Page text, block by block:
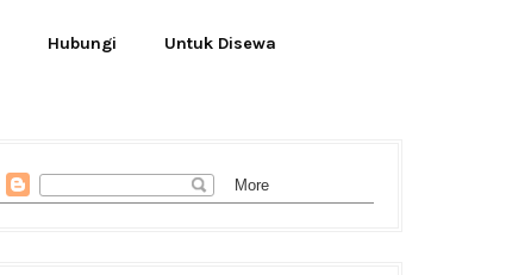
Hubungi Untuk Disewa